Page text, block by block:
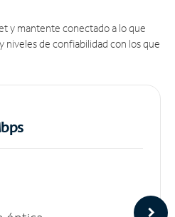
y mantente conectado a lo que
niveles de confiabilidad con los que